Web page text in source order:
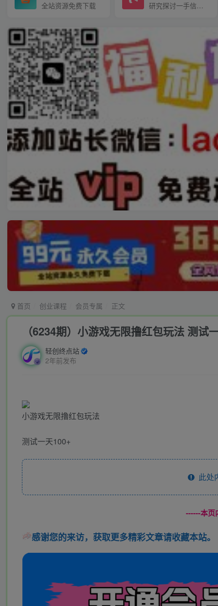
全站资源免费下载 研究探讨一手信息差
首页 创业课程 会员专属 正文
（6234期）小游戏无限撸红包玩法 测试
轻创终点站
2年前发布
小游戏无限撸红包玩法
测试一天100+
此处
------本页
感谢您的来访，获取更多精彩文章请收藏本站。